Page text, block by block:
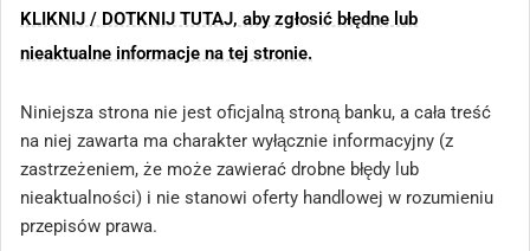
KLIKNIJ / DOTKNIJ TUTAJ, aby zgłosić błędne lub
nieaktualne informacje na tej stronie.
Niniejsza strona nie jest oficjalną stroną banku, a cała treść
na niej zawarta ma charakter wyłącznie informacyjny (z
zastrzeżeniem, że może zawierać drobne błędy lub
nieaktualności) i nie stanowi oferty handlowej w rozumieniu
przepisów prawa.